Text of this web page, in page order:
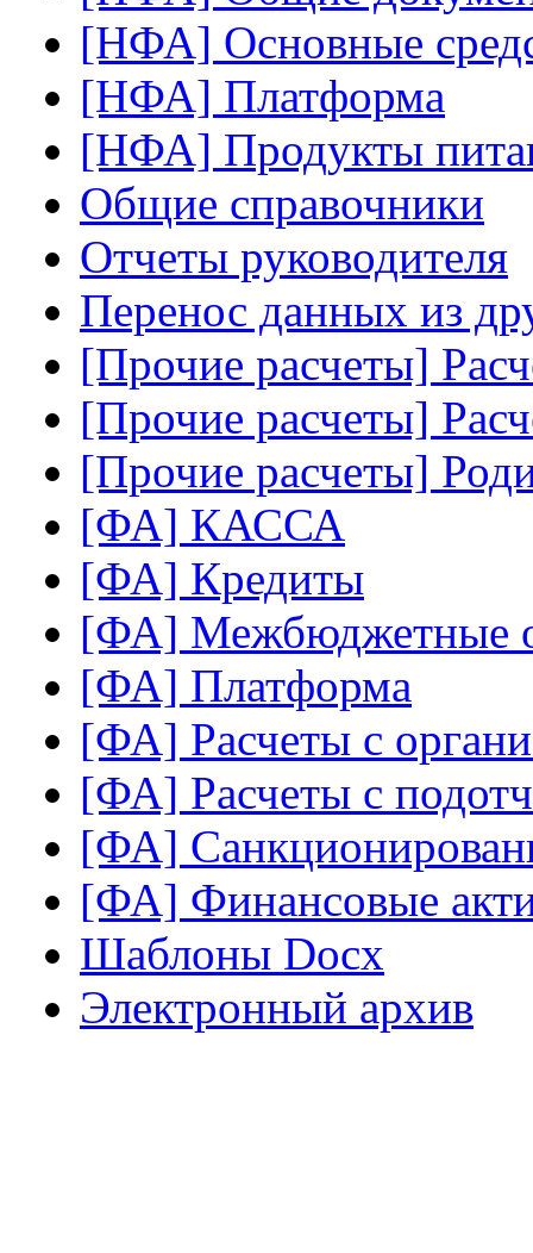
[НФА] Основные
[НФА] Платформа
[НФА] Продукты
Общие справочники
Отчеты руководителя
Перенос данных из
[Прочие расчеты]
[Прочие расчеты]
[Прочие расчеты]
[ФА] КАССА
[ФА] Кредиты
[ФА] Межбюджетные
[ФА] Платформа
[ФА] Расчеты с
[ФА] Расчеты с
[ФА]
[ФА] Финансовые
Шаблоны Docx
Электронный архив